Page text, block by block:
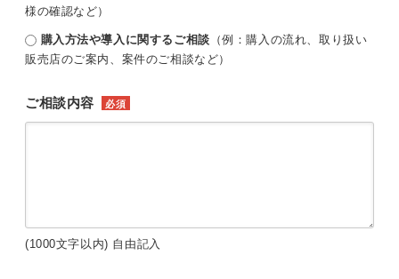
様の確認など）
購入方法や導入に関するご相談 （例：購入の流れ、取り扱い
販売店のご案内、案件のご相談など）
ご相談内容 必須
(1000文字以内) 自由記入